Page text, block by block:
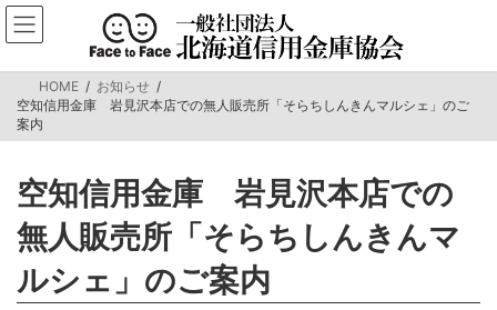
コ
ン
ン
ナ
ビ
ー
HOME
お知らせ
空知信用金庫 岩見沢本店での無人販売所「そらちしんきんマルシェ」のご
案内
空知信用金庫 岩見沢本店での
無人販売所「そらちしんきんマ
ルシェ」のご案内